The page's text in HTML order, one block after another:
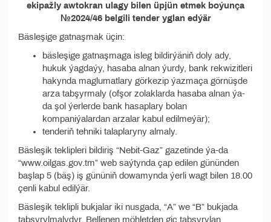
ekipažly awtokran ulagy bilen üpjün etmek boýunça
№2024/46 belgili tender yglan edýär
Bäsleşige gatnaşmak üçin:
bäsleşige gatnaşmaga isleg bildirýäniň doly ady,
hukuk ýagdaýy, hasaba alnan ýurdy, bank rekwizitleri
hakynda maglumatlary görkezip ýazmaça görnüşde
arza tabşyrmaly (ofşor zolaklarda hasaba alnan ýa-
da şol ýerlerde bank hasaplary bolan
kompaniýalardan arzalar kabul edilmeýär);
tenderiň tehniki talaplaryny almaly.
Bäsleşik teklipleri bildiriş “Nebit-Gaz” gazetinde ýa-da
“www.oilgas.gov.tm” web saýtynda çap edilen gününden
başlap 5 (bäş) iş gününiň dowamynda ýerli wagt bilen 18.00
çenli kabul edilýär.
Bäsleşik teklipli bukjalar iki nusgada, “A” we “B” bukjada
tabşyrylmalydyr. Bellenen möhletden giç tabşyrylan